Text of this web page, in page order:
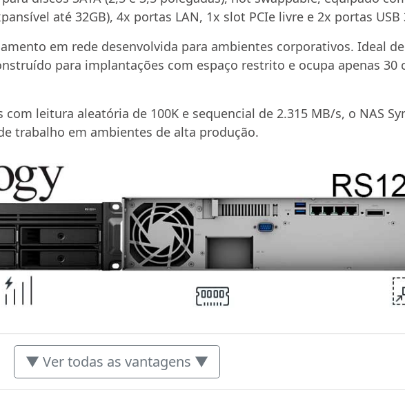
até 32GB), 4x portas LAN, 1x slot PCIe livre e 2x portas USB
em rede desenvolvida para ambientes corporativos. Ideal
para implantações com espaço restrito e ocupa apenas 30
leitura aleatória de 100K e sequencial de 2.315 MB/s, o NAS
trabalho em ambientes de alta produção.
▼ Ver todas as vantagens ▼